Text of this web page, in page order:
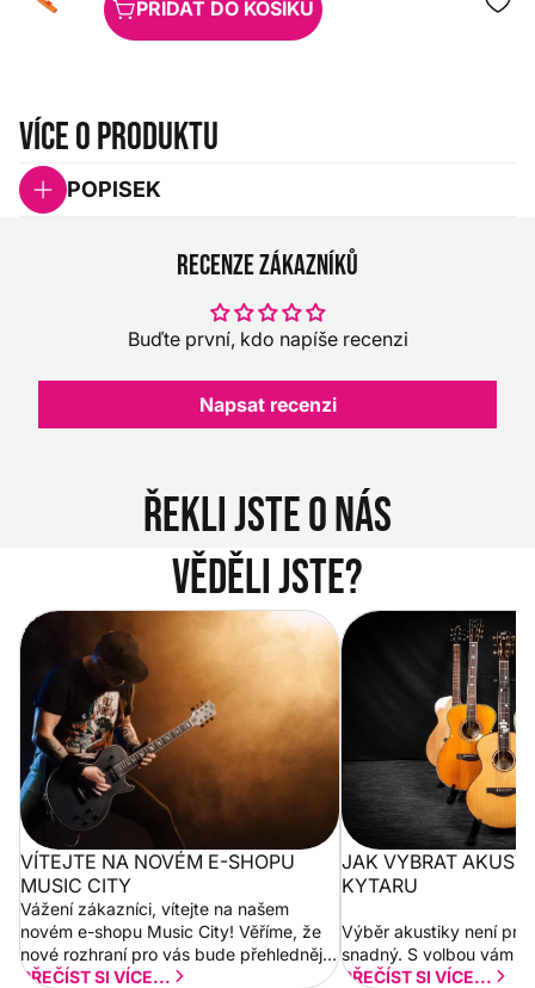
PŘIDAT DO KOŠÍKU
Více o produktu
POPISEK
Recenze zákazníků
Buďte první, kdo napíše recenzi
Napsat recenzi
Řekli jste o nás
Věděli jste?
Vítejte na novém e-shopu Music
City
VÍTEJTE NA NOVÉM E-SHOPU
MUSIC CITY
Vážení zákazníci, vítejte na našem
novém e-shopu Music City! Věříme, že
nové rozhraní pro vás bude přehlednější
a rychlejší. Postupně budeme přidávat
PŘEČÍST SI VÍCE...
Jak vybrat
JAK VYBRAT
KYTARU
Výběr akustiky není pro
snadný. S volbou vám
PŘEČÍST SI VÍCE...